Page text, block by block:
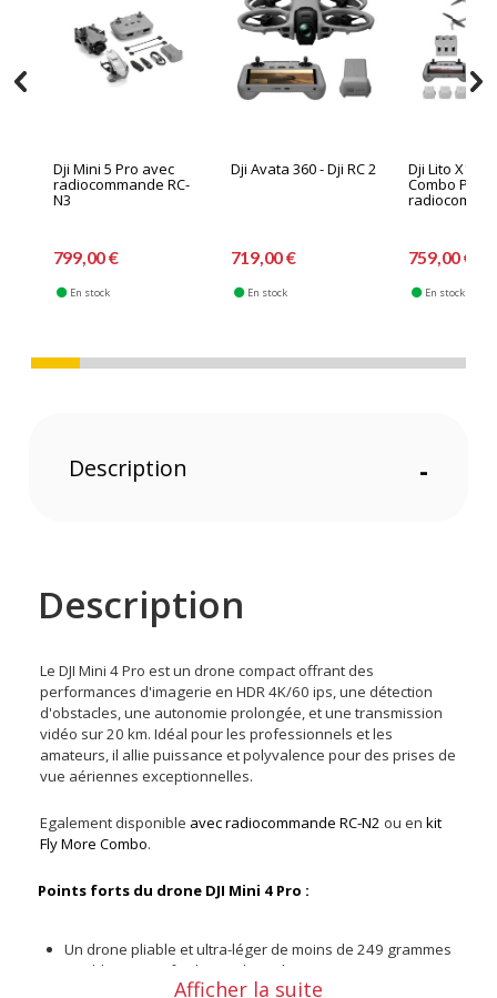
Dji Mini 5 Pro avec
radiocommande RC-
N3
799,00 €
En stock
Dji Avata 360 - Dji RC 2
719,00 €
En stock
Dji Lito X1
Combo Plus
759,00 €
En stock
Description -
Description
Le DJI Mini 4 Pro est un drone compact offrant des
performances d'imagerie en HDR 4K/60 ips, une détection
d'obstacles, une autonomie prolongée, et une transmission
vidéo sur 20 km. Idéal pour les professionnels et les
amateurs, il allie puissance et polyvalence pour des prises de
vue aériennes exceptionnelles.
Egalement disponible avec radiocommande RC-N2 ou enkit
Fly More Combo.
Points forts du drone DJI Mini 4 Pro :
Un drone pliable et ultra-léger de moins de 249 grammes
Double ISO natif et large plage dynamique
Vidéos 4K HDR et photos RAW de 48MP
Afficher la suite